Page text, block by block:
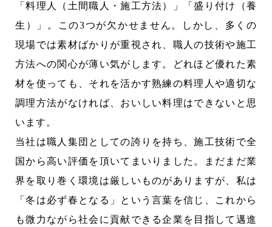
「料理人（土間職人・施工方法）」「盛り付け（養
生）」。この3つが欠かせません。しかし、多くの
現場では素材ばかりが重視され、職人の技術や施工
方法への関心が薄い気がします。どれほど優れた素
材を使っても、それを活かす熟練の料理人や適切な
調理方法がなければ、おいしい料理はできないと思
います。
当社は職人集団としての誇りを持ち、施工技術で全
国から高い評価を頂いてまいりました。まだまだ業
界を取り巻く環境は厳しいものがありますが、私は
「冬は必ず春となる」という言葉を信じ、これから
も微力ながら社会に貢献できる企業を目指して邁進